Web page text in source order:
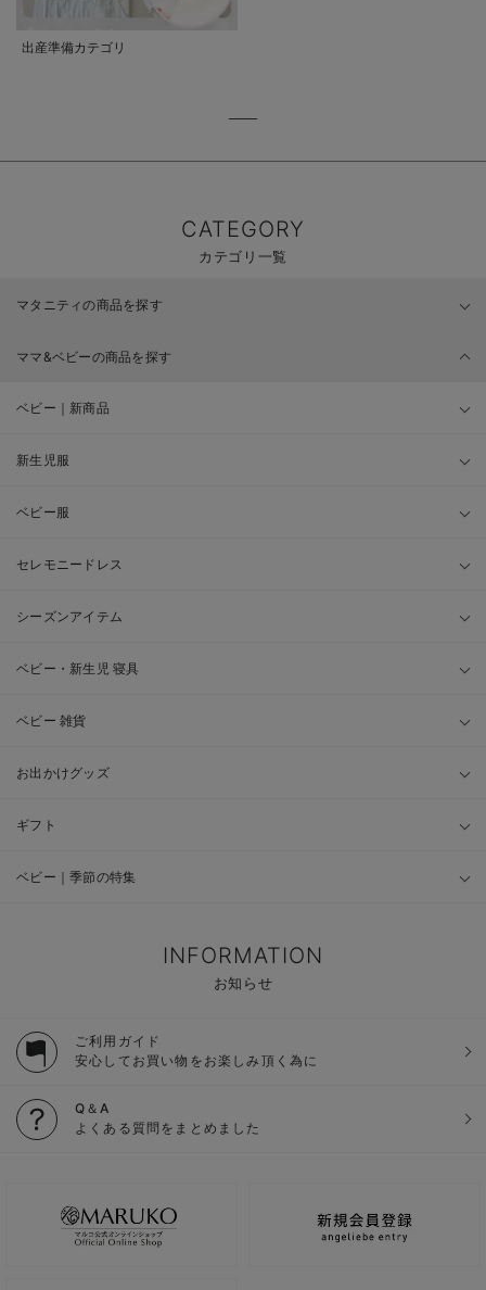
出産準備カテゴリ
CATEGORY
カテゴリ一覧
マタニティの商品を探す
ママ&ベビーの商品を探す
ベビー｜新商品
新生児服
ベビー服
セレモニードレス
シーズンアイテム
ベビー・新生児 寝具
ベビー 雑貨
お出かけグッズ
ギフト
ベビー｜季節の特集
INFORMATION
お知らせ
ご利用ガイド
安心してお買い物をお楽しみ頂く為に
Q＆A
よくある質問をまとめました